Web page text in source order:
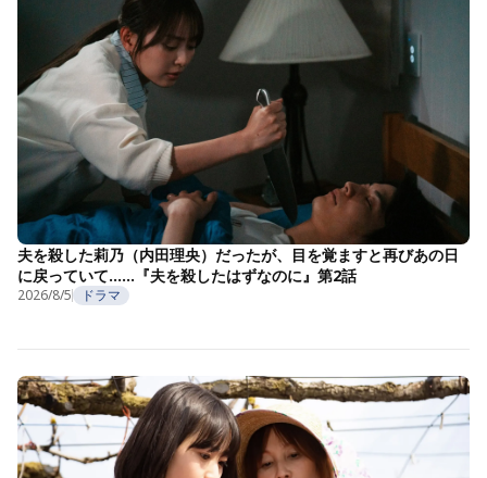
夫を殺した莉乃（内田理央）だったが、目を覚ますと再びあの日
に戻っていて……『夫を殺したはずなのに』第2話
2026/8/5 ドラマ